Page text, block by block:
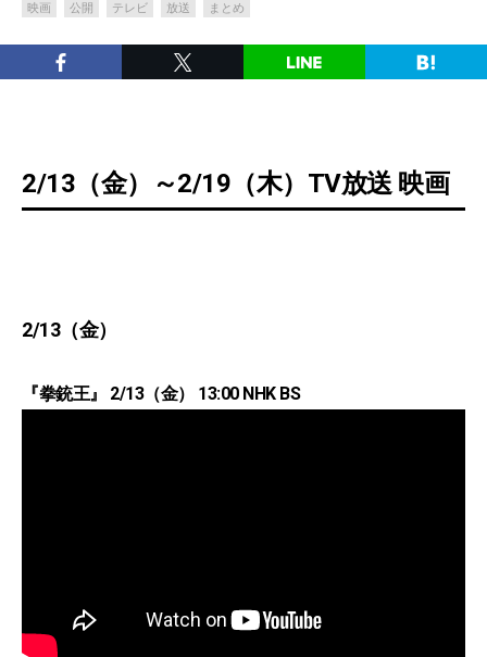
映画 公開 テレビ 放送 まとめ
2/13（金）～2/19（木）TV放送 映画
2/13（金）
『拳銃王』 2/13（金） 13:00 NHK BS